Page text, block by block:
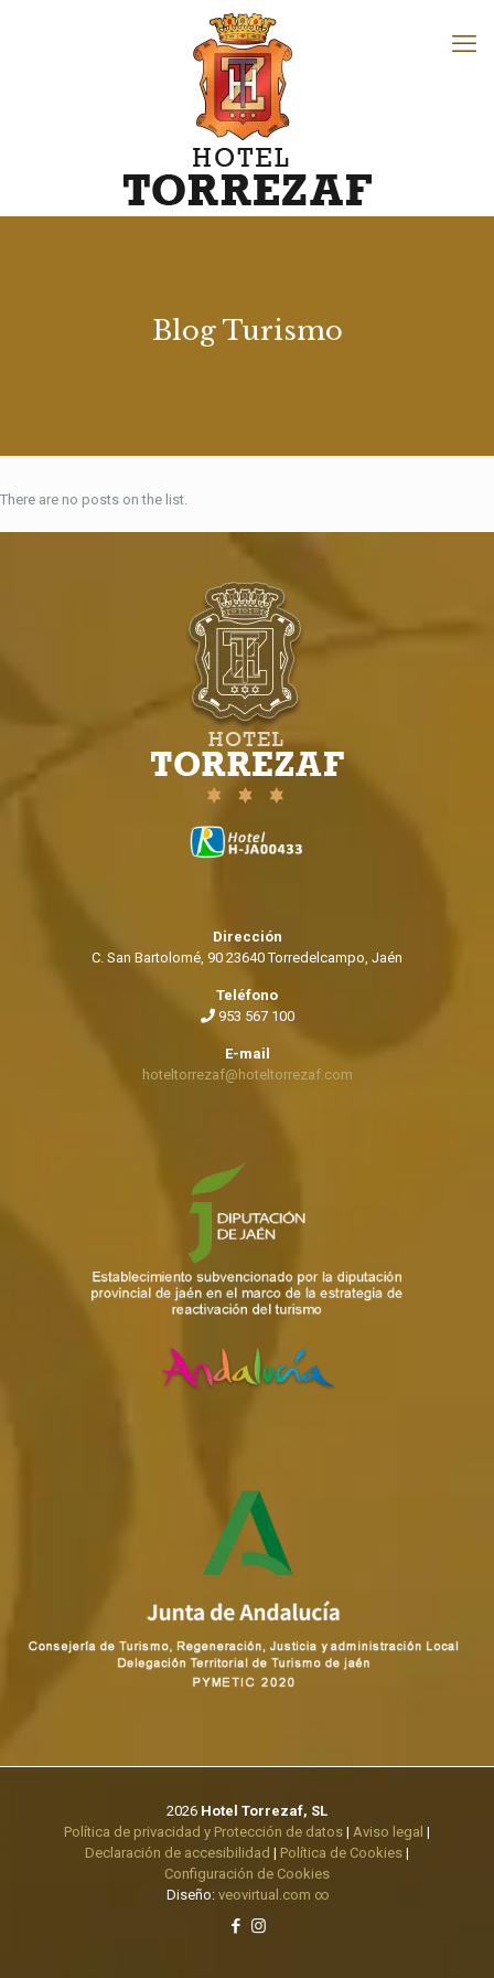
Blog Turismo
There are no posts on the list.
Dirección
C. San Bartolomé, 90 23640 Torredelcampo, Jaén
Teléfono
953 567 100
E-mail
hoteltorrezaf@hoteltorrezaf.com
2026 Hotel Torrezaf, SL
Política de privacidad y Protección de datos | Aviso legal |
Declaración de accesibilidad | Política de Cookies |
Configuración de Cookies
Diseño: veovirtual.com ∞